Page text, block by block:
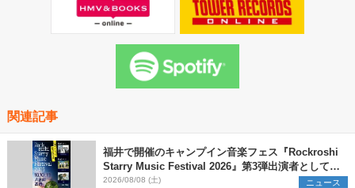
関連記事
福井で開催のキャンプイン音楽フェス『Rockroshi
Starry Music Festival 2026』第3弾出演者として
SCOOBIE DO、かりゆし58、Reiを発表
2026/08/08 (土) ニュース